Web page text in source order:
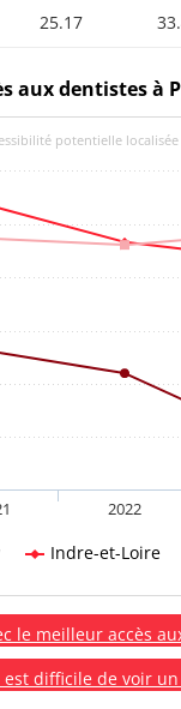
25.17
aux dentistes à
potentielle localisée
Indre-et-Loire
2022
le meilleur accès
est difficile de voir